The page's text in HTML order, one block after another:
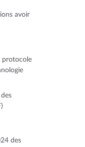
avoir
protocole
des